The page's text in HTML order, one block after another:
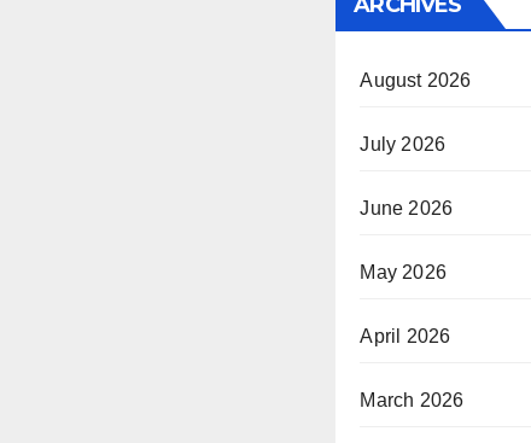
August 2026
July 2026
June 2026
May 2026
April 2026
March 2026